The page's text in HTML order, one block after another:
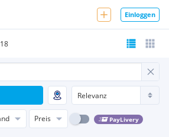
Einloggen
Preis PayLivery